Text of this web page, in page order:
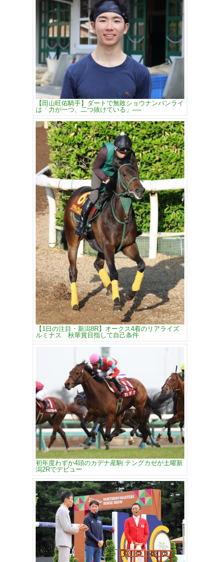
【田山旺佑騎手】ダートで無敗ショウナンバンライ
は「力が一つ、二つ抜けている」──
【1日の注目・新潟8R】オークス4着のリアライズ
ルミナス 秋華賞目指して自己条件
初年度わずか4頭のカデナ産駒 テングカゼが土曜新
潟2Rでデビュー